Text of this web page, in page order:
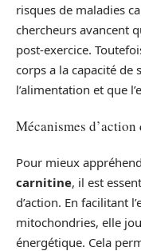
risques de maladies
chercheurs avancent
post-exercice.
corps a la capacité de
l’alimentation et que
Mécanismes
Pour mieux
carnitine, il est
d’action. En facilitant
mitochondries, elle
énergétique. Cela